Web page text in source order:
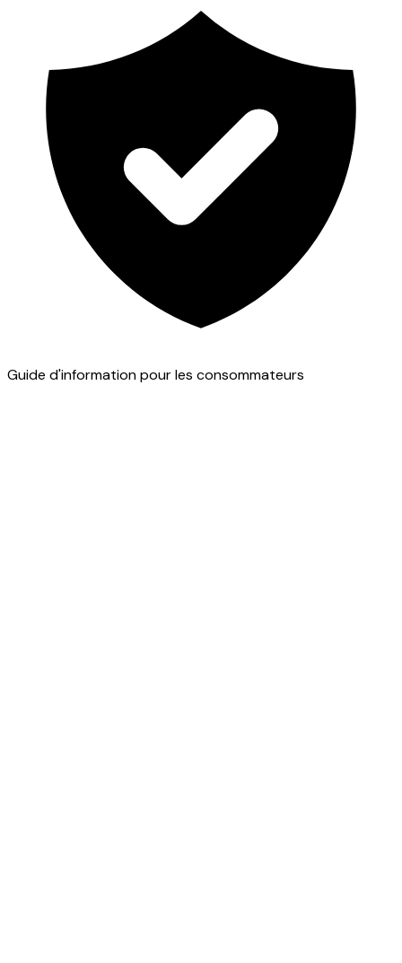
Guide d'information pour les consommateurs